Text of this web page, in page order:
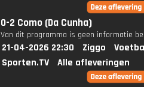
0-2 Como (Da Cunha)
Van dit programma is geen informatie
21-04-2026 22:30 Ziggo
Sporten.TV
Alle afleveringen